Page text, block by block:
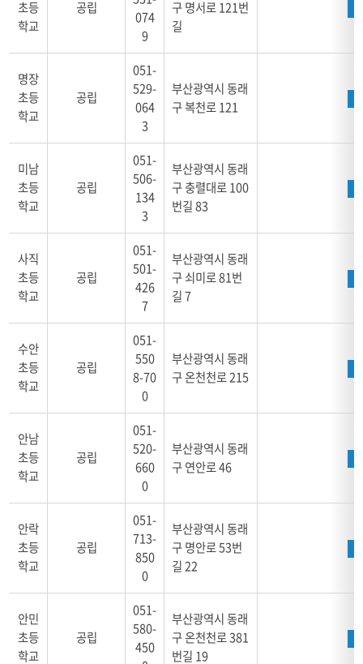
초등
학교
공립
074
9
구 명서로 121번
길
명장
초등
학교
공립
051-
529-
064
3
부산광역시 동래
구 복천로 121
미남
초등
학교
공립
051-
506-
134
3
부산광역시 동래
구 충렬대로 100
번길 83
사직
초등
학교
공립
051-
501-
426
7
부산광역시 동래
구 쇠미로 81번
길 7
수안
초등
학교
공립
051-
550
8-70
0
부산광역시 동래
구 온천천로 215
안남
초등
학교
공립
051-
520-
660
0
부산광역시 동래
구 연안로 46
안락
초등
학교
공립
051-
713-
850
0
부산광역시 동래
구 명안로 53번
길 22
안민
초등
학교
공립
051-
580-
450
부산광역시 동래
구 온천천로 381
번길 19